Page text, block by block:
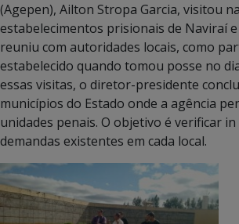
(Agepen), Ailton Stropa Garcia, visitou
estabelecimentos prisionais de Naviraí e
reuniu com autoridades locais, como
estabelecido quando tomou posse no
essas visitas, o diretor-presidente
municípios do Estado onde a agência
unidades penais. O objetivo é verificar in
demandas existentes em cada local.